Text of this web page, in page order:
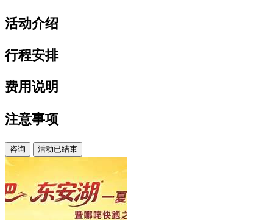
纷
主
方：
都
开
文
旅
文
化
活动介绍
行程安排
费用说明
注意事项
咨询 活动已结束